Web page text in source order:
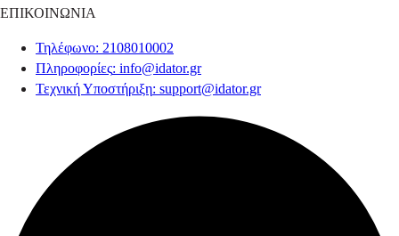
ΕΠΙΚΟΙΝΩΝΙΑ
Τηλέφωνο: 2108010002
Πληροφορίες: info@idator.gr
Τεχνική Υποστήριξη: support@idator.gr